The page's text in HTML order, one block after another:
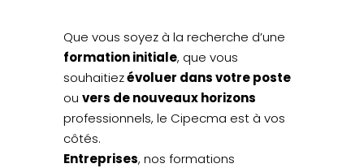
Que vous soyez à la recherche d’une
formation initiale, que vous
souhaitiezévoluer dans votre poste
ouvers de nouveaux horizons
professionnels, le Cipecma est à vos
côtés.
Entreprises, nos formations